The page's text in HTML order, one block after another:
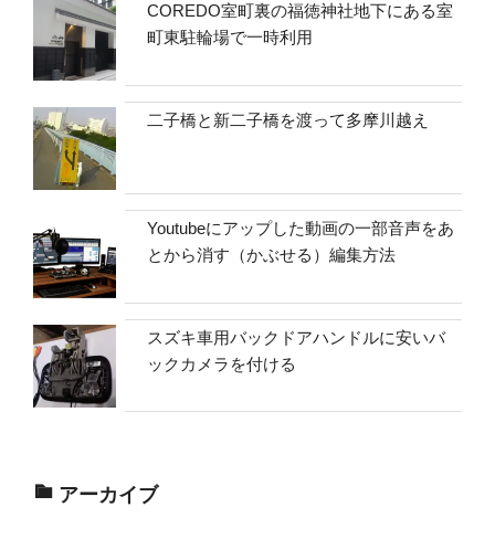
COREDO室町裏の福徳神社地下にある室
町東駐輪場で一時利用
二子橋と新二子橋を渡って多摩川越え
Youtubeにアップした動画の一部音声をあ
とから消す（かぶせる）編集方法
スズキ車用バックドアハンドルに安いバ
ックカメラを付ける
アーカイブ